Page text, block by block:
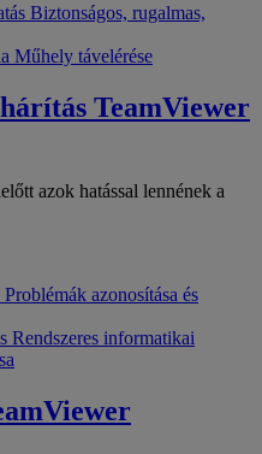
Biztonságos, rugalmas,
Műhely távelérése
TeamViewer
azok hatással lennének a
Problémák azonosítása és
Rendszeres informatikai